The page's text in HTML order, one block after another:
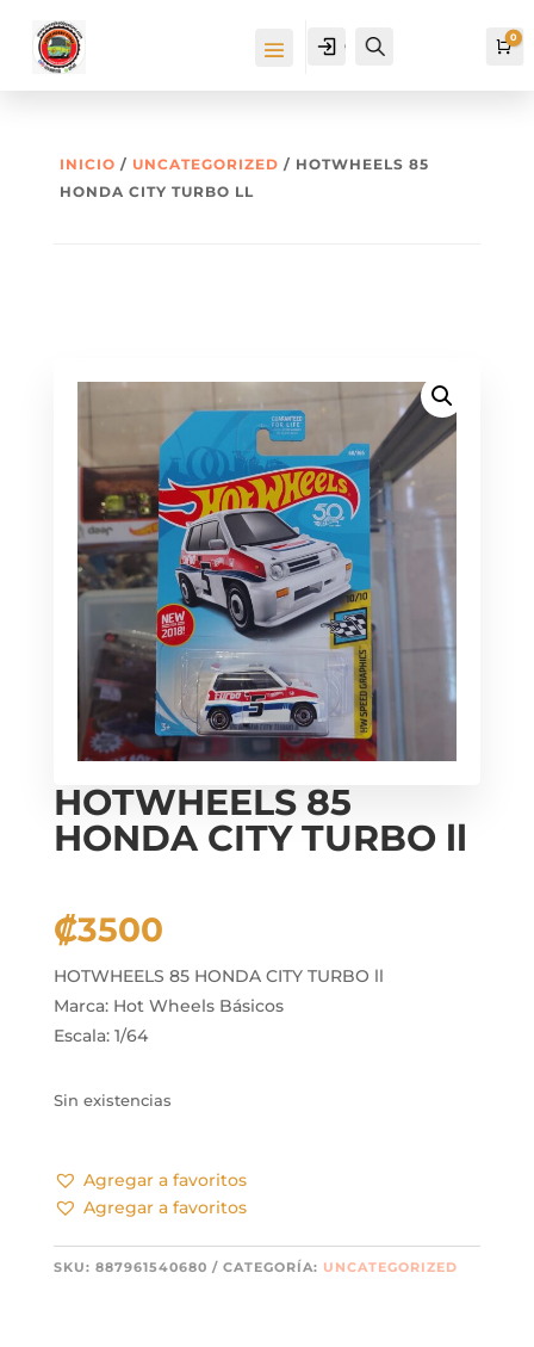
Cuenta 0
INICIO / UNCATEGORIZED / HOTWHEELS 85
HONDA CITY TURBO LL
HOTWHEELS 85
HONDA CITY TURBO ll
₡3500
HOTWHEELS 85 HONDA CITY TURBO ll
Marca: Hot Wheels Básicos
Escala: 1/64
Sin existencias
Agregar a favoritos
Agregar a favoritos
SKU: 887961540680 CATEGORÍA: UNCATEGORIZED